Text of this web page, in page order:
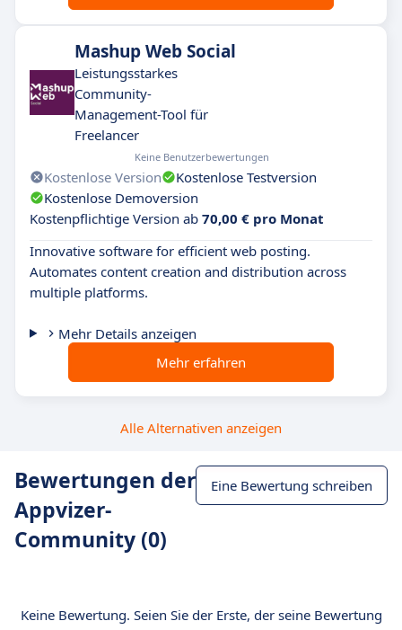
Mashup Web Social
Leistungsstarkes
Community-
Management-Tool für
Freelancer
Keine Benutzerbewertungen
Kostenlose Version
Kostenlose Testversion
Kostenlose Demoversion
Kostenpflichtige Version ab 70,00 € pro Monat
Innovative software for efficient web posting.
Automates content creation and distribution across
multiple platforms.
Mehr Details anzeigen
Mehr erfahren
Alle Alternativen anzeigen
Bewertungen der
Appvizer-
Community (0)
Eine Bewertung schreiben
Keine Bewertung. Seien Sie der Erste, der seine Bewertung